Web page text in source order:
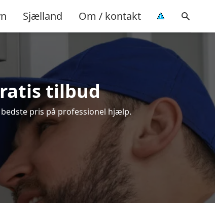
Sjælland Om / kontakt
tilbud
pris på professionel hjælp.